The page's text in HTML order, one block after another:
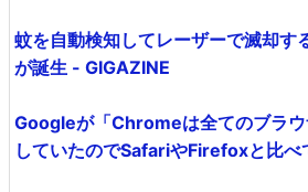
蚊を自動検知してレーザーで滅却
が誕生 - GIGAZINE
Googleが「Chromeは全てのブラ
していたのでSafariやFirefoxと比べ